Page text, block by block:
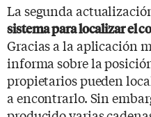
La segunda
sistema para localizar el
Gracias a la aplicación
informa sobre la
propietarios pueden
a encontrarlo. Sin